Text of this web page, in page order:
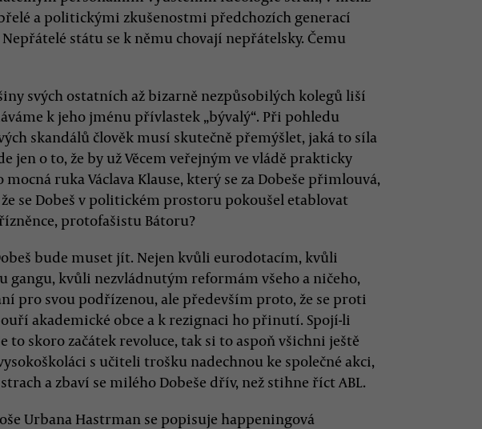
a politickými zkušenostmi předchozích generací
státu se k němu chovají nepřátelsky. Čemu
svých ostatních až bizarně nezpůsobilých kolegů liší
k jeho jménu přívlastek „bývalý“. Při pohledu
skandálů člověk musí skutečně přemýšlet, jaká to síla
jen o to, že by už Věcem veřejným ve vládě prakticky
ruka Václava Klause, který se za Dobeše přimlouvá,
se Dobeš v politickém prostoru pokoušel etablovat
protofašistu Bátoru?
bude muset jít. Nejen kvůli eurodotacím, kvůli
gangu, kvůli nezvládnutým reformám všeho a ničeho,
pro svou podřízenou, ale především proto, že se proti
akademické obce a k rezignaci ho přinutí. Spojí-li
to skoro začátek revoluce, tak si to aspoň všichni ještě
s učiteli trošku nadechnou ke společné akci,
a zbaví se milého Dobeše dřív, než stihne říct ABL.
Urbana Hastrman se popisuje happeningová